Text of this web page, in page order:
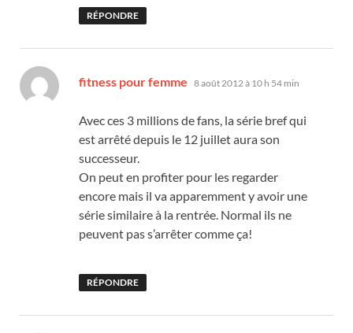
RÉPONDRE
fitness pour femme dit :
8 août 2012 à 10 h 54 min
Avec ces 3 millions de fans, la série bref qui
est arrêté depuis le 12 juillet aura son
successeur.
On peut en profiter pour les regarder
encore mais il va apparemment y avoir une
série similaire à la rentrée. Normal ils ne
peuvent pas s’arrêter comme ça!
RÉPONDRE